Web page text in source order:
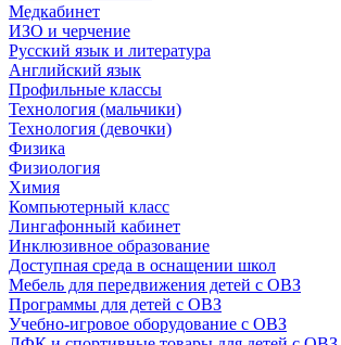
Медкабинет
ИЗО и черчение
Русский язык и литература
Английский язык
Профильные классы
Технология (мальчики)
Технология (девочки)
Физика
Физиология
Химия
Компьютерный класс
Лингафонный кабинет
Инклюзивное образование
Доступная среда в оснащении школ
Мебель для передвижения детей с ОВЗ
Программы для детей с ОВЗ
Учебно-игровое оборудование с ОВЗ